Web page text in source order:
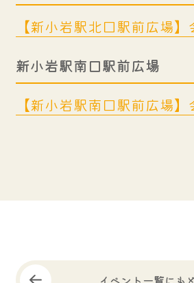
【新小岩駅北口駅前広場
新小岩駅南口駅前広場
【新小岩駅南口駅前広場